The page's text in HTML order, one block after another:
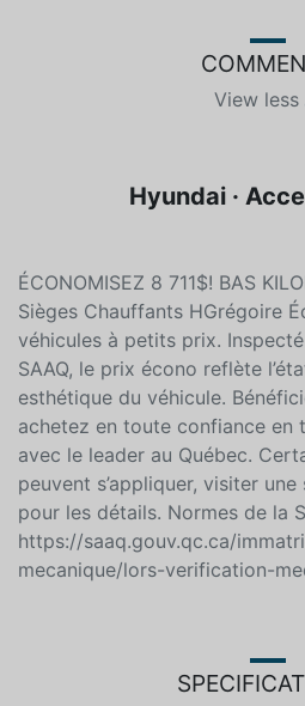
View less
Hyundai ·
ÉCONOMISEZ 8 711$! BAS
Sièges Chauffants HGrégoire
véhicules à petits prix.
SAAQ, le prix écono reflète
esthétique du véhicule.
achetez en toute confiance en
avec le leader au Québec.
peuvent s’appliquer, visiter
pour les détails. Normes de la
https://saaq.gouv.qc.ca/
mecanique/lors-verification-